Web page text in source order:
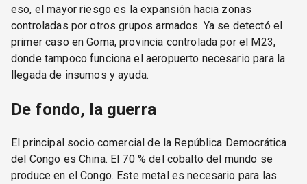
eso, el mayor riesgo es la expansión hacia zonas
controladas por otros grupos armados. Ya se detectó el
primer caso en Goma, provincia controlada por el M23,
donde tampoco funciona el aeropuerto necesario para la
llegada de insumos y ayuda.
De fondo, la guerra
El principal socio comercial de la República Democrática
del Congo es China. El 70 % del cobalto del mundo se
produce en el Congo. Este metal es necesario para las